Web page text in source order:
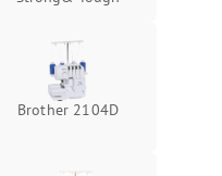
Brother 2104D